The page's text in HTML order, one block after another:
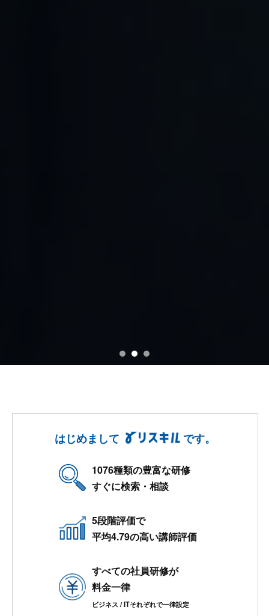
はじめまして です。
1076種類の豊富な研修
すぐに検索・相談
5段階評価で
平均4.79の高い講師評価
すべての社員研修が
料金一律
ビジネス / ITそれぞれで一律設定